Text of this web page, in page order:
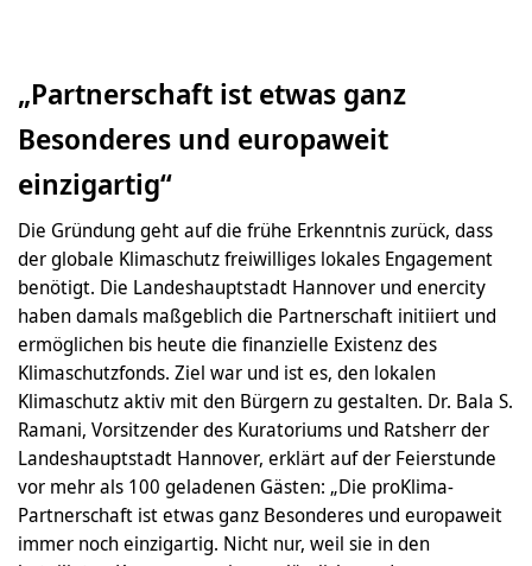
„Partnerschaft ist etwas ganz
Besonderes und europaweit
einzigartig“
Die Gründung geht auf die frühe Erkenntnis zurück, dass
der globale Klimaschutz freiwilliges lokales Engagement
benötigt. Die Landeshauptstadt Hannover und enercity
haben damals maßgeblich die Partnerschaft initiiert und
ermöglichen bis heute die finanzielle Existenz des
Klimaschutzfonds. Ziel war und ist es, den lokalen
Klimaschutz aktiv mit den Bürgern zu gestalten. Dr. Bala S.
Ramani, Vorsitzender des Kuratoriums und Ratsherr der
Landeshauptstadt Hannover, erklärt auf der Feierstunde
vor mehr als 100 geladenen Gästen: „Die proKlima-
Partnerschaft ist etwas ganz Besonderes und europaweit
immer noch einzigartig. Nicht nur, weil sie in den